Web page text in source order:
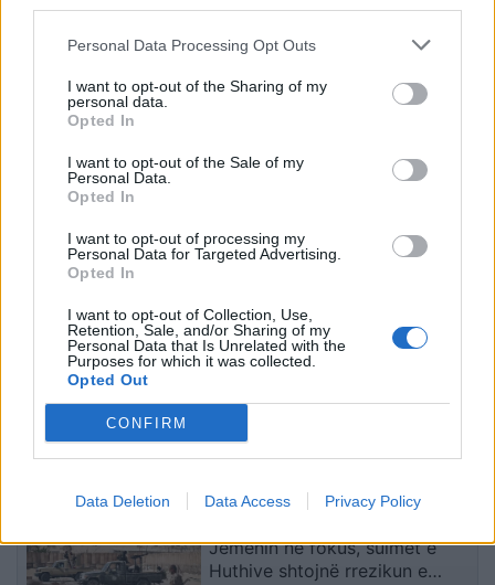
Personal Data Processing Opt Outs
I want to opt-out of the Sharing of my
personal data.
Opted In
I want to opt-out of the Sale of my
Personal Data.
Opted In
I want to opt-out of processing my
Personal Data for Targeted Advertising.
Opted In
I want to opt-out of Collection, Use,
Retention, Sale, and/or Sharing of my
Personal Data that Is Unrelated with the
Purposes for which it was collected.
Opted Out
CONFIRM
Data Deletion Data Access Privacy Policy
“U ula në krevat dhe po
ndan momentin sfidues të
shtatzënisë
pranon fajin
Bregu: Bashkëpunimi nuk
është zgjedhje, por
domosdoshmëri …edhe
për brezat e ardhshëm!
Sa rriten pagat në qytet
Jemenin në fokus, sulmet e
Huthive shtojnë rrezikun e